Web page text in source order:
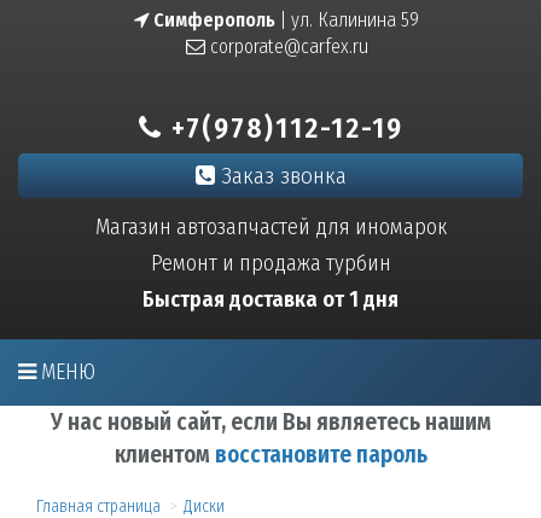
Симферополь | ул. Калинина 59
corporate@carfex.ru
+7(978)112-12-19
Заказ звонка
Магазин автозапчастей для иномарок
Ремонт и продажа турбин
Быстрая доставка от 1 дня
МЕНЮ
У нас новый сайт, если Вы являетесь нашим
клиентом восстановите пароль
Главная страница Диски